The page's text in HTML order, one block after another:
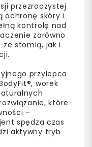
przezroczystej
ochronę skóry i
kontrolę nad
zarówno
stomią, jak i
przylepca
worek
które
–
spędza czas
aktywny tryb